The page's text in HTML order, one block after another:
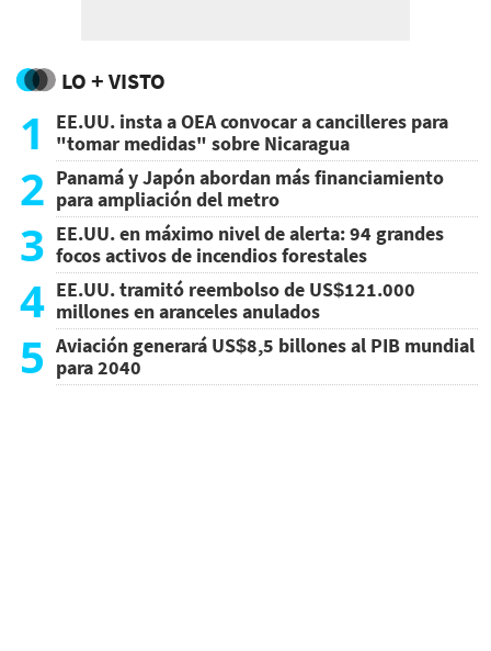
LO + VISTO
1
EE.UU. insta a OEA convocar a cancilleres para
"tomar medidas" sobre Nicaragua
2 Panamá y Japón abordan más financiamiento
para ampliación del metro
3 EE.UU. en máximo nivel de alerta: 94 grandes
focos activos de incendios forestales
4 EE.UU. tramitó reembolso de US$121.000
millones en aranceles anulados
5 Aviación generará US$8,5 billones al PIB mundial
para 2040